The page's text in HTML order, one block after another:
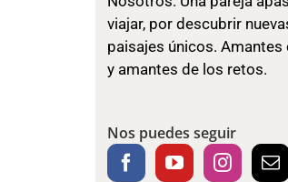
viajar, por descubrir
paisajes únicos.
y amantes de los retos.
Nos puedes seguir